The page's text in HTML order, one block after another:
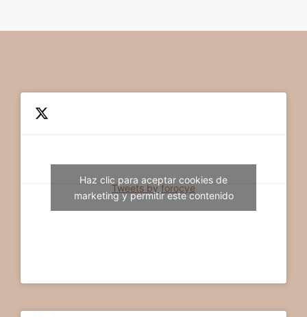
Tweets by forocye
Haz clic para aceptar cookies de
marketing y permitir este contenido